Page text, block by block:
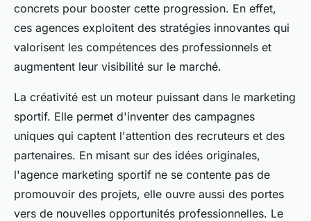
concrets pour booster cette progression. En effet,
ces agences exploitent des stratégies innovantes qui
valorisent les compétences des professionnels et
augmentent leur visibilité sur le marché.
La créativité est un moteur puissant dans le marketing
sportif. Elle permet d'inventer des campagnes
uniques qui captent l'attention des recruteurs et des
partenaires. En misant sur des idées originales,
l'agence marketing sportif ne se contente pas de
promouvoir des projets, elle ouvre aussi des portes
vers de nouvelles opportunités professionnelles. Le